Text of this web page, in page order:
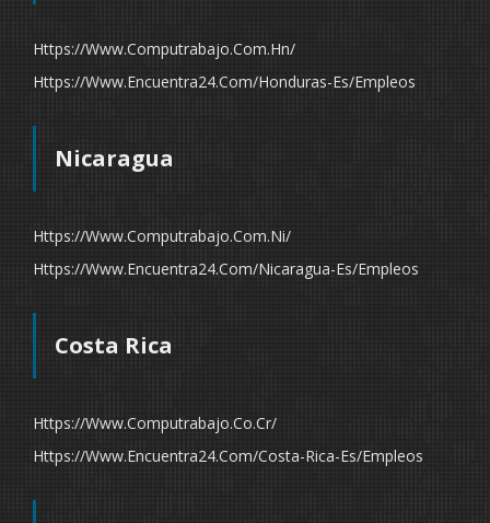
Https://www.computrabajo.com.hn/
Https://www.encuentra24.com/honduras-Es/empleos
Nicaragua
Https://www.computrabajo.com.ni/
Https://www.encuentra24.com/nicaragua-Es/empleos
Costa Rica
Https://www.computrabajo.co.cr/
Https://www.encuentra24.com/costa-Rica-Es/empleos